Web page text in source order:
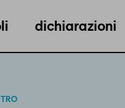
dichiarazioni